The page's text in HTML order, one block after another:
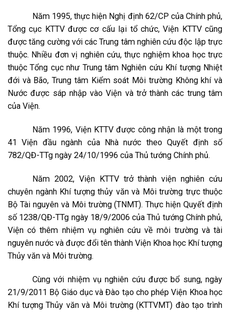
Năm 1995, thực hiện Nghị định 62/CP của Chính phủ,
Tổng cục KTTV được cơ cấu lại tổ chức, Viện KTTV cũng
được tăng cường với các Trung tâm nghiên cứu độc lập trực
thuộc. Nhiều đơn vị nghiên cứu, thực nghiệm khoa học trực
thuộc Tổng cục như Trung tâm Nghiên cứu Khí tượng Nhiệt
đới và Bão, Trung tâm Kiểm soát Môi trường Không khí và
Nước được sáp nhập vào Viện và trở thành các trung tâm
của Viện.
Năm 1996, Viện KTTV được công nhận là một trong
41 Viện đầu ngành của Nhà nước theo Quyết định số
782/QĐ-TTg ngày 24/10/1996 của Thủ tướng Chính phủ.
Năm 2002, Viện KTTV trở thành viện nghiên cứu
chuyên ngành Khí tượng thủy văn và Môi trường trực thuộc
Bộ Tài nguyên và Môi trường (TNMT). Thực hiện Quyết định
số 1238/QĐ-TTg ngày 18/9/2006 của Thủ tướng Chính phủ,
Viện có thêm nhiệm vụ nghiên cứu về môi trường và tài
nguyên nước và được đổi tên thành Viện Khoa học Khí tượng
Thủy văn và Môi trường.
Cùng với nhiệm vụ nghiên cứu được bổ sung, ngày
21/9/2011 Bộ Giáo dục và Đào tạo cho phép Viện Khoa học
Khí tượng Thủy văn và Môi trường (KTTVMT) đào tạo trình